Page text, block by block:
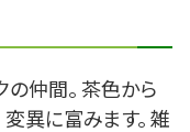
仲間。 茶色から
異に富みます。 雑